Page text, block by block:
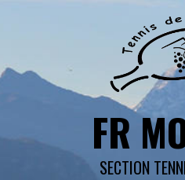
FR
SECTION